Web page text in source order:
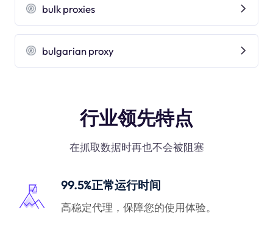
bulk proxies
bulgarian proxy
行业领先特点
在抓取数据时再也不会被阻塞
99.5%正常运行时间
高稳定代理，保障您的使用体验。